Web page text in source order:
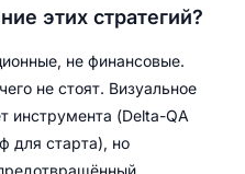
этих стратегий?
не финансовые.
не стоят. Визуальное
инструмента (Delta-QA
для старта), но